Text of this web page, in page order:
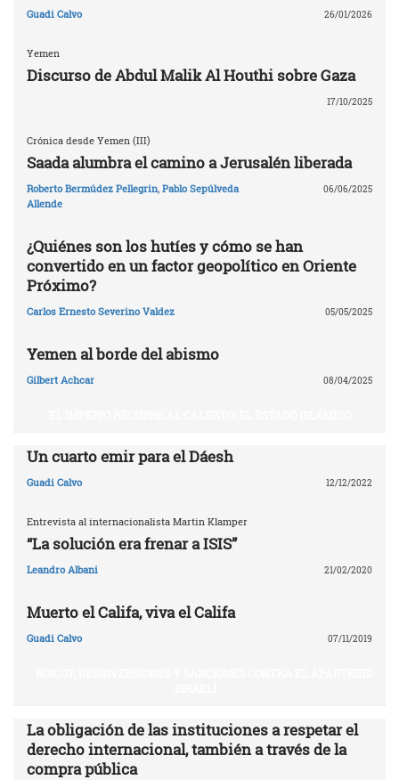
Guadi Calvo 26/01/2026
Yemen
Discurso de Abdul Malik Al Houthi sobre Gaza
17/10/2025
Crónica desde Yemen (III)
Saada alumbra el camino a Jerusalén liberada
Roberto Bermúdez Pellegrin, Pablo Sepúlveda
Allende
06/06/2025
¿Quiénes son los hutíes y cómo se han
convertido en un factor geopolítico en Oriente
Próximo?
Carlos Ernesto Severino Valdez 05/05/2025
Yemen al borde del abismo
Gilbert Achcar 08/04/2025
Un cuarto emir para el Dáesh
Guadi Calvo 12/12/2022
Entrevista al internacionalista Martin Klamper
“La solución era frenar a ISIS”
Leandro Albani 21/02/2020
Muerto el Califa, viva el Califa
Guadi Calvo 07/11/2019
La obligación de las instituciones a respetar el
derecho internacional, también a través de la
compra pública